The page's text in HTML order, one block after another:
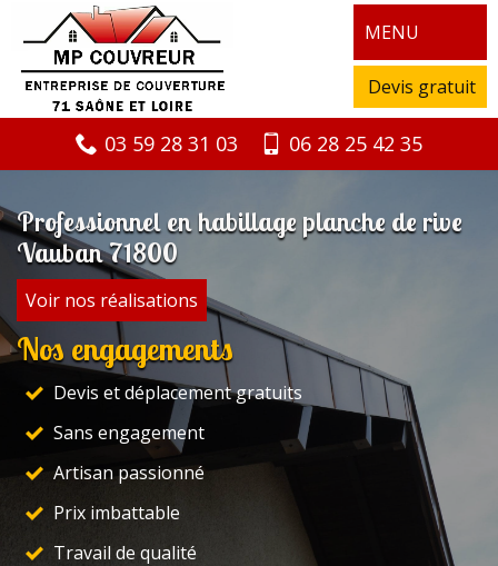
MENU
Devis gratuit
03 59 28 31 03 06 28 25 42 35
Professionnel en habillage planche de rive
Vauban 71800
Voir nos réalisations
Nos engagements
Devis et déplacement gratuits
Sans engagement
Artisan passionné
Prix imbattable
Travail de qualité